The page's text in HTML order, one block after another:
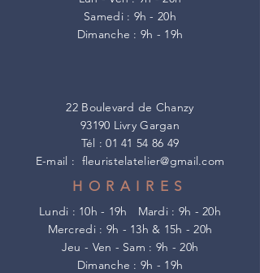
​​Samedi : 9h - 20h
​Dimanche : 9h - 19h
22 Boulevard de Chanzy
93190 Livry Gargan
Tél :01 41 54 86 49
E-mail : fleuristelatelier@gmail.com
HORAIRES
Lundi : 10h - 19h Mardi : 9h - 20h
Mercredi : 9h - 13h & 15h - 20h
Jeu - Ven - Sam : 9h - 20h
​Dimanche : 9h - 19h